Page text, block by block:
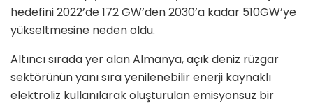
hedefini 2022’de 172 GW’den 2030’a kadar 510GW’ye
yükseltmesine neden oldu.
Altıncı sırada yer alan Almanya, açık deniz rüzgar
sektörünün yanı sıra yenilenebilir enerji kaynaklı
elektroliz kullanılarak oluşturulan emisyonsuz bir